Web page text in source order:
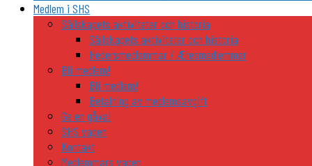
Medlem i SHS
Sällskapets aktiviteter och historia
Sällskapets aktiviteter och historia
Hedersmedlemmar / Æresmedlemmer
Bli medlem!
Bli medlem!
Betalning av medlemsavgift
Ge en gåva!
SHS vapen
Kontakt
Medlemmars vapen